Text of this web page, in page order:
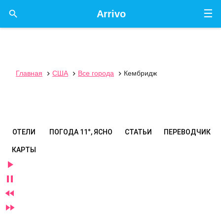
☰
Arrivo

Главная  США  Все города  Кембридж
ОТЕЛИ ПОГОДА 11°, ЯСНО СТАТЬИ ПЕРЕВОДЧИК
КАРТЫ



